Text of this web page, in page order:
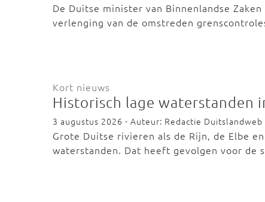
De Duitse minister van Binnenlandse
verlenging van de omstreden
Kort nieuws
Historisch lage waterstanden
3 augustus 2026 - Auteur: Redactie Duitslandweb
Grote Duitse rivieren als de Rijn, de Elbe
waterstanden. Dat heeft gevolgen voor de